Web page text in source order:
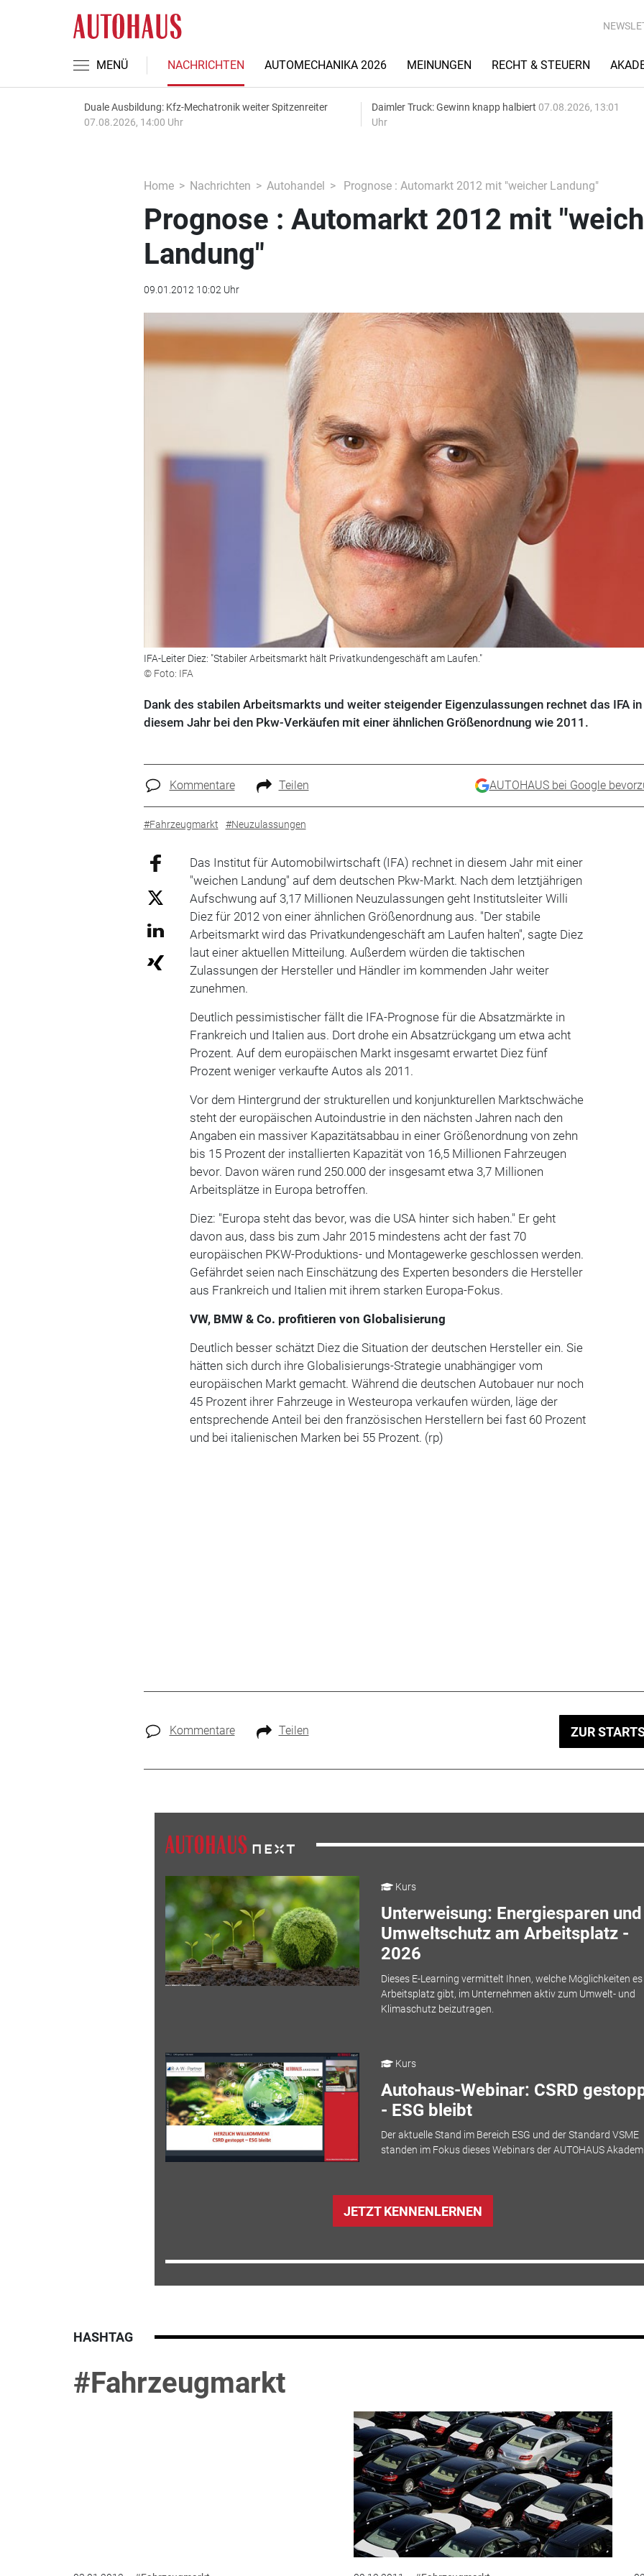
MENÜ NACHRICHTEN AUTOMECHANIKA 2026 MEINUNGEN RECHT & STEUERN
Duale Ausbildung: Kfz-Mechatronik weiter Spitzenreiter
07.08.2026, 14:00 Uhr
Daimler Truck: Gewinn knapp halbiert 07.08.2026, 13:01
Uhr
Home Nachrichten Autohandel Prognose : Automarkt 2012 mit "weicher Landung"
Prognose : Automarkt 2012 mit
Landung"
09.01.2012 10:02 Uhr
IFA-Leiter Diez: "Stabiler Arbeitsmarkt hält Privatkundengeschäft am Laufen."
© Foto: IFA
Dank des stabilen Arbeitsmarkts und weiter steigender Eigenzulassungen rechnet das IFA in
diesem Jahr bei den Pkw-Verkäufen mit einer ähnlichen Größenordnung wie 2011.
Kommentare Teilen AUTOHAUS bei Google
#Fahrzeugmarkt #Neuzulassungen
Das Institut für Automobilwirtschaft (IFA) rechnet in diesem Jahr mit einer
"weichen Landung" auf dem deutschen Pkw-Markt. Nach dem letztjährigen
Aufschwung auf 3,17 Millionen Neuzulassungen geht Institutsleiter Willi
Diez für 2012 von einer ähnlichen Größenordnung aus. "Der stabile
Arbeitsmarkt wird das Privatkundengeschäft am Laufen halten", sagte Diez
laut einer aktuellen Mitteilung. Außerdem würden die taktischen
Zulassungen der Hersteller und Händler im kommenden Jahr weiter
zunehmen.
Deutlich pessimistischer fällt die IFA-Prognose für die Absatzmärkte in
Frankreich und Italien aus. Dort drohe ein Absatzrückgang um etwa acht
Prozent. Auf dem europäischen Markt insgesamt erwartet Diez fünf
Prozent weniger verkaufte Autos als 2011.
Vor dem Hintergrund der strukturellen und konjunkturellen Marktschwäche
steht der europäischen Autoindustrie in den nächsten Jahren nach den
Angaben ein massiver Kapazitätsabbau in einer Größenordnung von zehn
bis 15 Prozent der installierten Kapazität von 16,5 Millionen Fahrzeugen
bevor. Davon wären rund 250.000 der insgesamt etwa 3,7 Millionen
Arbeitsplätze in Europa betroffen.
Diez: "Europa steht das bevor, was die USA hinter sich haben." Er geht
davon aus, dass bis zum Jahr 2015 mindestens acht der fast 70
europäischen PKW-Produktions- und Montagewerke geschlossen werden.
Gefährdet seien nach Einschätzung des Experten besonders die Hersteller
aus Frankreich und Italien mit ihrem starken Europa-Fokus.
VW, BMW & Co. profitieren von Globalisierung
Deutlich besser schätzt Diez die Situation der deutschen Hersteller ein. Sie
hätten sich durch ihre Globalisierungs-Strategie unabhängiger vom
europäischen Markt gemacht. Während die deutschen Autobauer nur noch
45 Prozent ihrer Fahrzeuge in Westeuropa verkaufen würden, läge der
entsprechende Anteil bei den französischen Herstellern bei fast 60 Prozent
und bei italienischen Marken bei 55 Prozent. (rp)
Kommentare Teilen ZUR
Kurs
Unterweisung: Energiesparen und
Umweltschutz am Arbeitsplatz -
2026
Dieses E-Learning vermittelt Ihnen, welche Möglichkeiten
Arbeitsplatz gibt, im Unternehmen aktiv zum Umwelt- und
Klimaschutz beizutragen.
Kurs
Autohaus-Webinar: CSRD
- ESG bleibt
Der aktuelle Stand im Bereich ESG und der Standard VSME
standen im Fokus dieses Webinars der AUTOHAUS
JETZT KENNENLERNEN
HASHTAG
#Fahrzeugmarkt